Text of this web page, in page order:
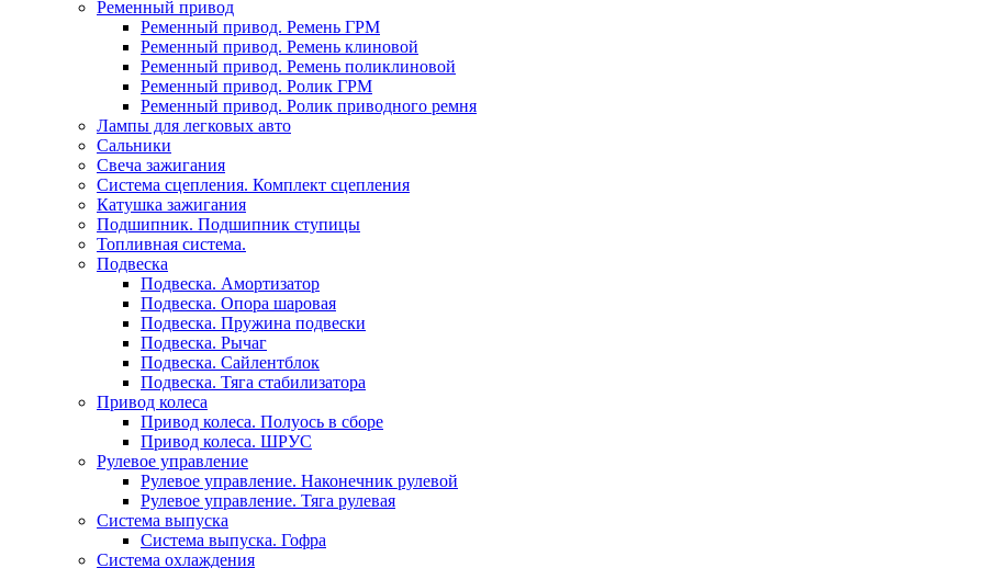
Ременный привод
Ременный привод. Ремень ГРМ
Ременный привод. Ремень клиновой
Ременный привод. Ремень поликлиновой
Ременный привод. Ролик ГРМ
Ременный привод. Ролик приводного ремня
Лампы для легковых авто
Сальники
Свеча зажигания
Система сцепления. Комплект сцепления
Катушка зажигания
Подшипник. Подшипник ступицы
Топливная система.
Подвеска
Подвеска. Амортизатор
Подвеска. Опора шаровая
Подвеска. Пружина подвески
Подвеска. Рычаг
Подвеска. Сайлентблок
Подвеска. Тяга стабилизатора
Привод колеса
Привод колеса. Полуось в сборе
Привод колеса. ШРУС
Рулевое управление
Рулевое управление. Наконечник рулевой
Рулевое управление. Тяга рулевая
Система выпуска
Система выпуска. Гофра
Система охлаждения